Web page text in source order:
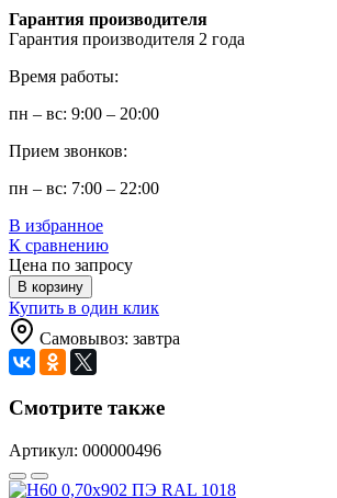
Гарантия производителя
Гарантия производителя 2 года
Время работы:
пн – вс: 9:00 – 20:00
Прием звонков:
пн – вс: 7:00 – 22:00
В избранное
К сравнению
Цена по запросу
В корзину
Купить в один клик
Самовывоз: завтра
Смотрите также
Артикул: 000000496